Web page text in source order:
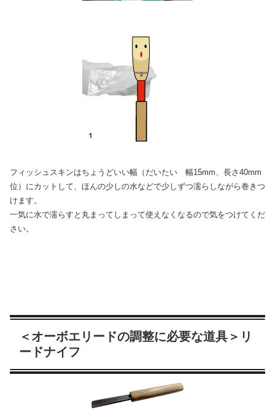
フィッシュスキンはちょうどいい幅（だいたい 幅15mm、長さ40mm
位）にカットして、ほんの少しの水などで少しずつ濡らしながら巻きつ
けます。
一気に水で濡らすと丸まってしまって使えなくなるので気をつけてくだ
さい。
＜オーボエリードの調整に必要な道具＞リ
ードナイフ